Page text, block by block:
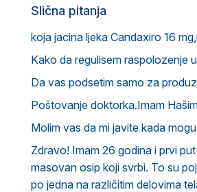
Slična pitanja
koja jacina ljeka Candaxiro 16
Kako da regulisem raspolozenje
Da vas podsetim samo za
Poštovanje doktorka.Imam
Molim vas da mi javite kada
Zdravo! Imam 26 godina i prvi
masovan osip koji svrbi. To su
po jedna na različitim delovima